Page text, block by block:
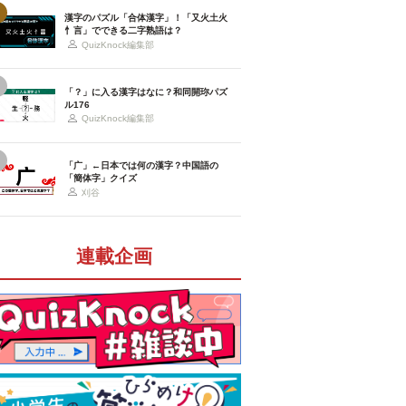
漢字のパズル「合体漢字」！「又火土火
忄言」でできる二字熟語は？
QuizKnock編集部
「？」に入る漢字はなに？和同開珎パズ
ル176
QuizKnock編集部
「广」←日本では何の漢字？中国語の
「簡体字」クイズ
刈谷
連載企画